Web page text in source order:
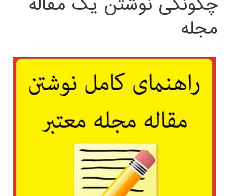
مجله